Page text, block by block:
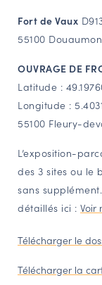
Fort de Vaux
55100
OUVRAGE DE
Latitude :
Longitude :
55100 Fleury-
L’exposition-
des 3 sites ou le
sans
détaillés ici : Voir
Télécharger le
Télécharger la